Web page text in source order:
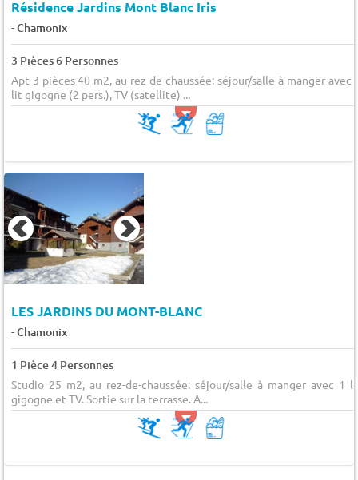
Résidence Jardins Mont Blanc Iris
-Chamonix
3 Pièces 6 Personnes
Apt 3 pièces 40 m2, au rez-de-chaussée: séjour/salle à manger avec
lit gigogne (2 pers.), TV (satellite) ...
LES JARDINS DU MONT-BLANC
-Chamonix
1 Pièce 4 Personnes
Studio 25 m2, au rez-de-chaussée: séjour/salle à manger avec 1
gigogne et TV. Sortie sur la terrasse. A...